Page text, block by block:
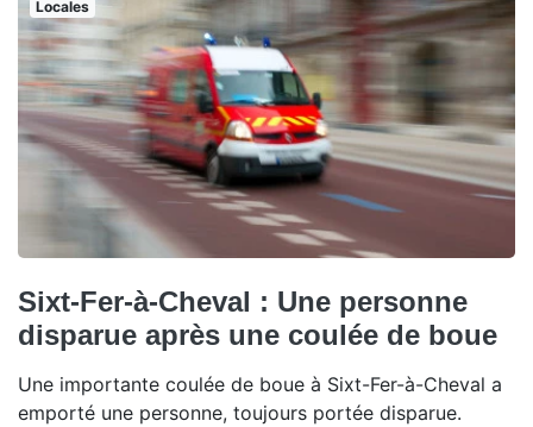
Locales
Sixt-Fer-à-Cheval : Une personne
disparue après une coulée de boue
Une importante coulée de boue à Sixt-Fer-à-Cheval a
emporté une personne, toujours portée disparue.